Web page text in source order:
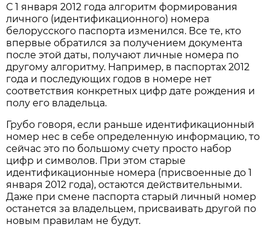
С 1 января 2012 года алгоритм формирования
личного (идентификационного) номера
белорусского паспорта изменился. Все те, кто
впервые обратился за получением документа
после этой даты, получают личные номера по
другому алгоритму. Например, в паспортах 2012
года и последующих годов в номере нет
соответствия конкретных цифр дате рождения и
полу его владельца.
Грубо говоря, если раньше идентификационный
номер нес в себе определенную информацию, то
сейчас это по большому счету просто набор
цифр и символов. При этом старые
идентификационные номера (присвоенные до 1
января 2012 года), остаются действительными.
Даже при смене паспорта старый личный номер
останется за владельцем, присваивать другой по
новым правилам не будут.